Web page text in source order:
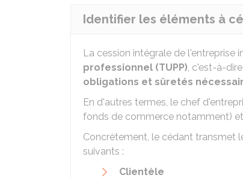
Identifier les éléments à
La cession intégrale de l'entreprise
professionnel (TUPP), c'est-à-
obligations et sûretés
En d'autres termes, le chef
fonds de commerce notamment)
Concrètement, le cédant transmet
suivants :
Clientèle